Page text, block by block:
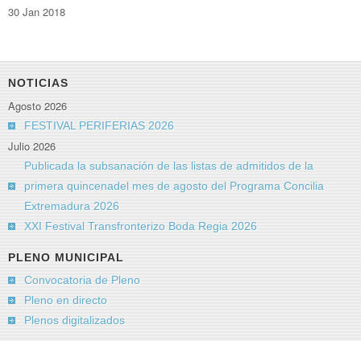
30 Jan 2018
NOTICIAS
Agosto 2026
FESTIVAL PERIFERIAS 2026
Julio 2026
Publicada la subsanación de las listas de admitidos de la
primera quincenadel mes de agosto del Programa Concilia
Extremadura 2026
XXI Festival Transfronterizo Boda Regia 2026
PLENO MUNICIPAL
Convocatoria de Pleno
Pleno en directo
Plenos digitalizados